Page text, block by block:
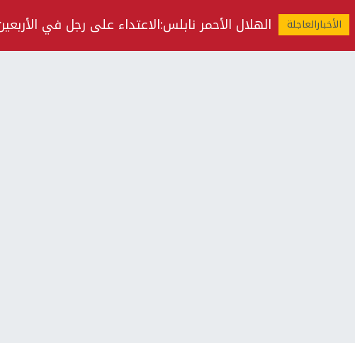
الهلال الأحمر نابلس:الاعتداء على رجل في
وقال غارسيا في بيان صحفي اليوم الأربعاء: "إن سكانغزة